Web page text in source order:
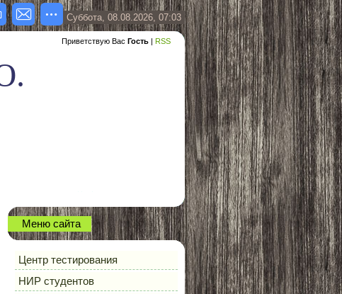
Суббота, 08.08.2026, 07:03
Приветствую Вас Гость | RSS
Меню сайта
Центр тестирования
НИР студентов